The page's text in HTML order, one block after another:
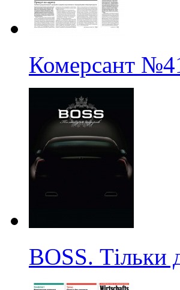
Комерсант
BOSS. Тільки